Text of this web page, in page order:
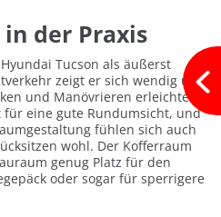
in der Praxis
Tucson als äußerst
zeigt er sich wendig und
und Manövrieren erleichtert.
eine gute Rundumsicht, und
fühlen sich auch
wohl. Der Kofferraum
genug Platz für den
oder sogar für sperrigere